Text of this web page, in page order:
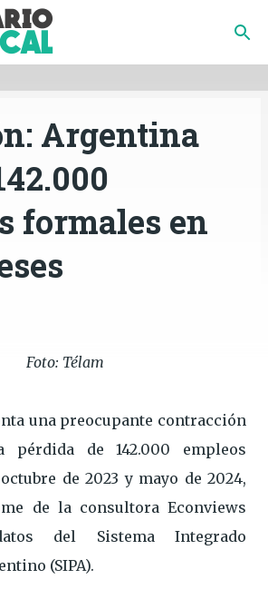
contenido principal
Argentina
formales en
Foto: Télam
una preocupante contracción
pérdida de 142.000 empleos
de 2023 y mayo de 2024,
de la consultora Econviews
del Sistema Integrado
(SIPA).